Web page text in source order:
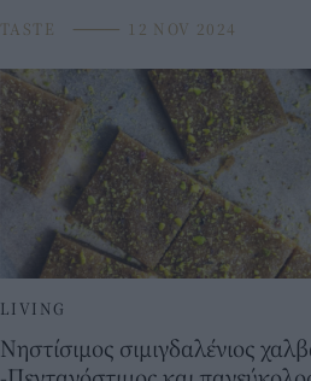
TASTE ⸻ 12 NOV 2024
LIVING
Νηστίσιμος σιμιγδαλένιος